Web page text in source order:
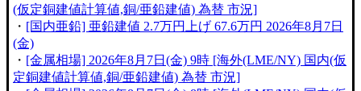
(仮定銅建値計算値,銅/亜鉛建値) 為替 市況]
・ [国内亜鉛] 亜鉛建値 2.7万円上げ 67.6万円 2026年8月7日
(金)
・ [金属相場] 2026年8月7日(金) 9時 [海外(LME/NY) 国内(仮
定銅建値計算値,銅/亜鉛建値) 為替 市況]